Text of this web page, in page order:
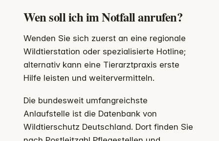
Wen soll ich im Notfall anrufen?
Wenden Sie sich zuerst an eine regionale
Wildtierstation oder spezialisierte Hotline;
alternativ kann eine Tierarztpraxis erste
Hilfe leisten und weitervermitteln.
Die bundesweit umfangreichste
Anlaufstelle ist die Datenbank von
Wildtierschutz Deutschland. Dort finden Sie